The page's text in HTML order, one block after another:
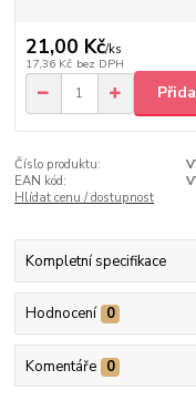
21,00 Kč/ks
17,36 Kč bez DPH
Číslo produktu:
EAN kód:
Hlídat cenu / dostupnost
Kompletní specifikace
Hodnocení 0
Komentáře 0